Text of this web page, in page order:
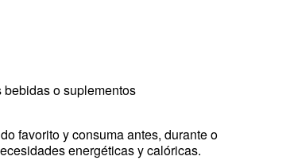
o suplementos
favorito y consuma antes, durante o
energéticas y calóricas.